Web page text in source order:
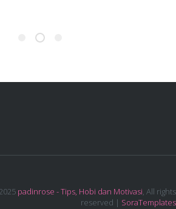
padinrose - Tips, Hobi dan Motivasi, All rights
reserved | SoraTemplates